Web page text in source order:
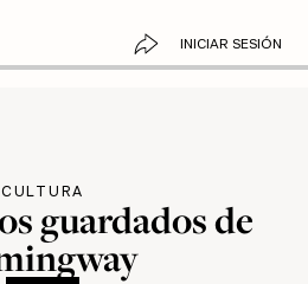
INICIAR SESIÓN
CULTURA
guardados de